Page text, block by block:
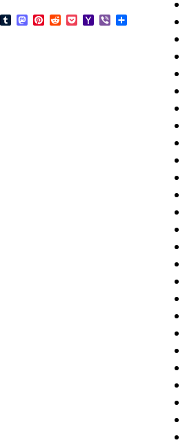
Bluesky
TumblrMastodon
Pinterest
RedditPocketYahoo
Mail
Viber